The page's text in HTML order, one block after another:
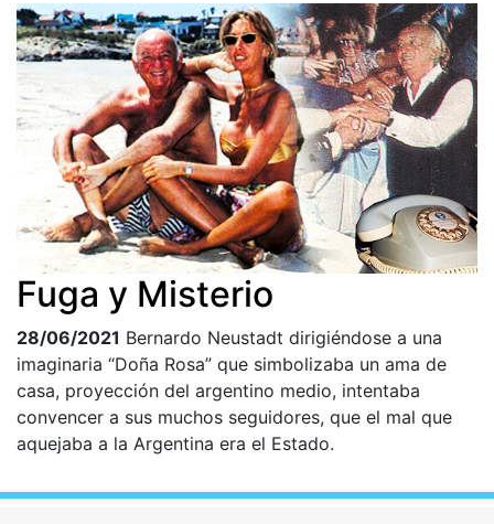
Fuga y Misterio
28/06/2021 Bernardo Neustadt dirigiéndose a una
imaginaria “Doña Rosa” que simbolizaba un ama de
casa, proyección del argentino medio, intentaba
convencer a sus muchos seguidores, que el mal que
aquejaba a la Argentina era el Estado.